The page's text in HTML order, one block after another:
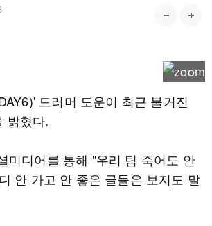
드러머 도운이 최근 불거진
밝혔다.
미디어를 통해 "우리 팀 죽어도 안
안 가고 안 좋은 글들은 보지도 말